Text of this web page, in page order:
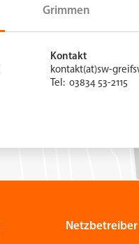
Grimmen
Kontakt
kontakt(at)sw-
Tel: 03834 53-2115
Netzbetreiber